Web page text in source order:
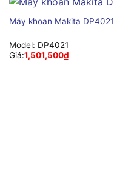
Máy khoan Makita DP4021
Model: DP4021
Giá:1,501,500₫